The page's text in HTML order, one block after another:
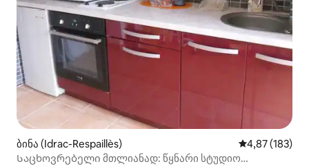
ბინა (Idrac-Respaillès) საშუალო
4,87 (183)
Საცხოვრებელი მთლიანად: წყნარი სტუდიო